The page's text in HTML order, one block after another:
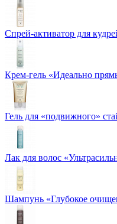
Спрей-активатор для
Крем-гель «Идеально
Гель для «подвижного»
Лак для волос
Шампунь «Глубокое